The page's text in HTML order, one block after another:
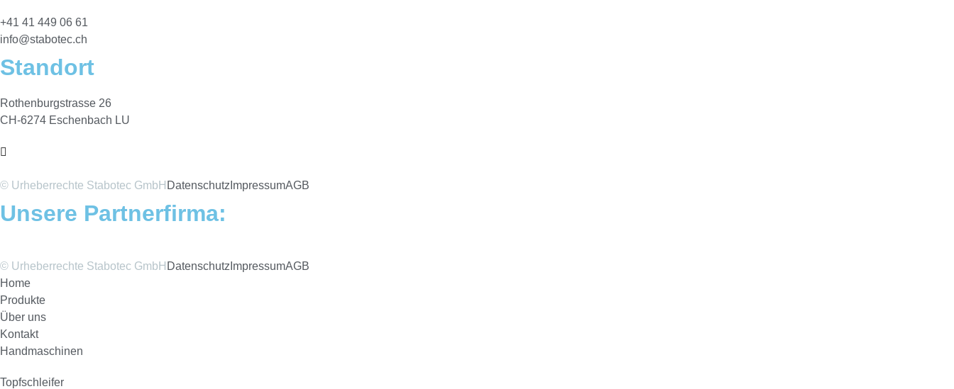
+41 41 449 06 61
info@stabotec.ch
Standort
Rothenburgstrasse 26
CH-6274 Eschenbach LU
© Urheberrechte Stabotec GmbH Datenschutz ImpressumAGB
Unsere Partnerfirma:
© Urheberrechte Stabotec GmbH Datenschutz ImpressumAGB
Home
Produkte
Über uns
Kontakt
Handmaschinen
Topfschleifer